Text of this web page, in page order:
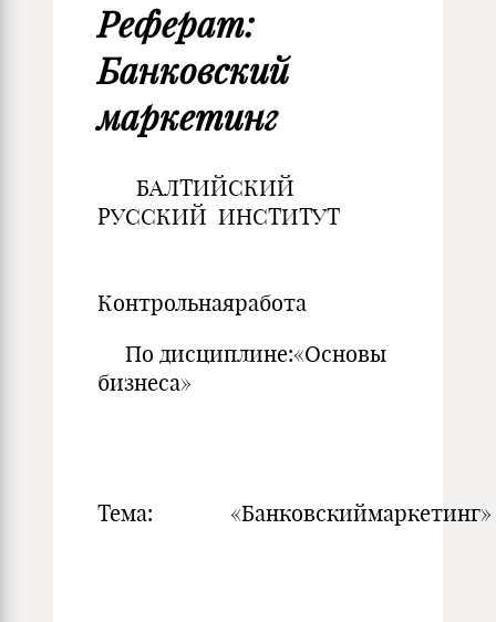
Реферат:
Банковский
маркетинг
БАЛТИЙСКИЙ
РУССКИЙ ИНСТИТУТ
Контрольнаяработа
По дисциплине:«Основы
бизнеса»
Тема: «Банковскиймаркетинг»